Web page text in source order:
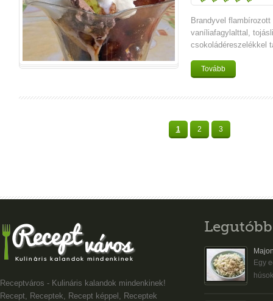
Brandyvel
vaníliafagylalttal,
csokoládéreszelékkel
Tovább
1 2 3
Receptváros - Kulináris kalandok mindenkinek!
Recept, Receptek, Recept képpel, Receptek
Egy